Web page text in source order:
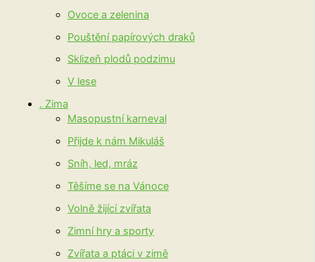
Ovoce a zelenina
Pouštění papírových draků
Sklizeň plodů podzimu
V lese
. Zima
Masopustní karneval
Přijde k nám Mikuláš
Sníh, led, mráz
Těšíme se na Vánoce
Volně žijící zvířata
Zimní hry a sporty
Zvířata a ptáci v zimě